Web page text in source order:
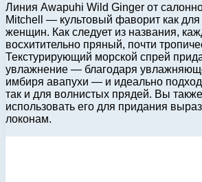
Линия Awapuhi Wild Ginger от
Mitchell — культовый фаворит как
женщин. Как следует из названия,
восхитительно пряный, почти
Текстурирующий морской спрей
увлажнение — благодаря
имбиря авапухи — и идеально
так и для волнистых прядей. Вы
использовать его для придания
локонам.